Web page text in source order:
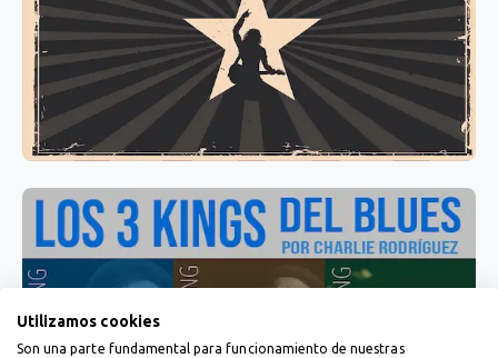
Utilizamos cookies
Son una parte fundamental para funcionamiento de nuestras